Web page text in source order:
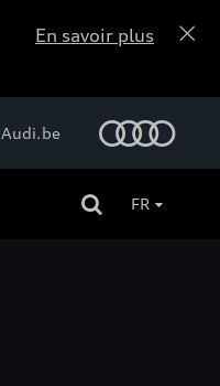
En savoir plus
Audi.be
FR